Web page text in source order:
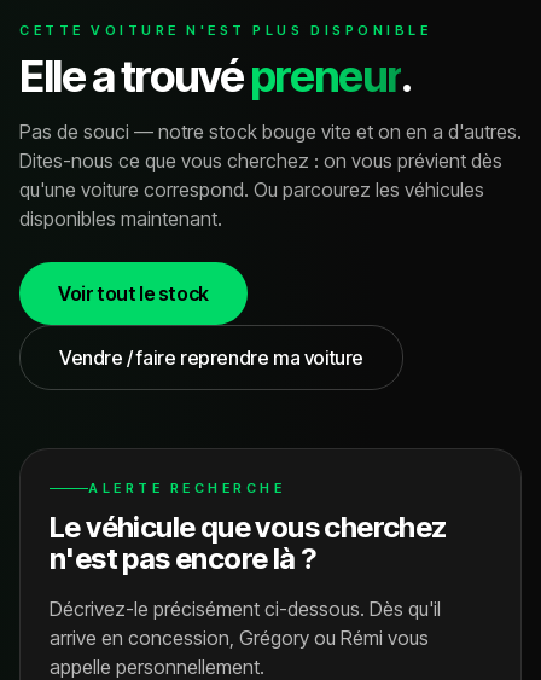
CETTE VOITURE N'EST PLUS DISPONIBLE
Elle a trouvépreneur.
Pas de souci — notre stock bouge vite et on en a d'autres.
Dites-nous ce que vous cherchez : on vous prévient dès
qu'une voiture correspond. Ou parcourez les véhicules
disponibles maintenant.
Voir tout le stock
Vendre / faire reprendre ma voiture
ALERTE RECHERCHE
Le véhicule que vous cherchez
n'est pas encore là ?
Décrivez-le précisément ci-dessous. Dès qu'il
arrive en concession, Grégory ou Rémi vous
appelle personnellement.